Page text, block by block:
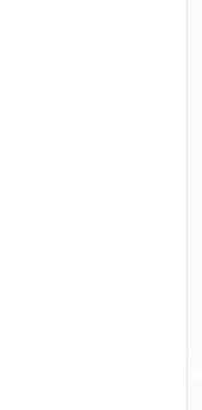
れてくださ
通信によ